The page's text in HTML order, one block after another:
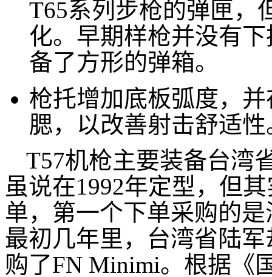
T65系列步枪的弹匣，
化。早期样枪并没有
备了方形的弹箱。
枪托增加底板弧度，
腮，以改善射击舒适性
T57机枪主要装备台湾
虽说在1992年定型，但
单，第一个下单采购的
最初几年里，台湾省陆
购了FN Minimi。根据《